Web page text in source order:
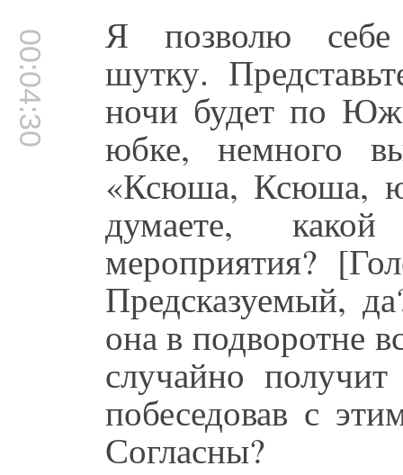
00:04:30 Я позволю себе
шутку.
ночи будет по
юбке, немного
«Ксюша, Ксюша,
думаете,
мероприятия?
Предсказуемый,
она в подворотне
случайно
побеседовав с
Согласны?